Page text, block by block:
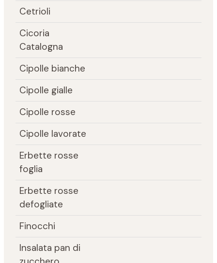
Cetrioli
Cicoria
Catalogna
Cipolle bianche
Cipolle gialle
Cipolle rosse
Cipolle lavorate
Erbette rosse
foglia
Erbette rosse
defogliate
Finocchi
Insalata pan di